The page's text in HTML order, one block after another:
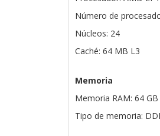
Número de
Núcleos: 24
Caché: 64 MB L3
Memoria
Memoria RAM: 64
Tipo de memoria: